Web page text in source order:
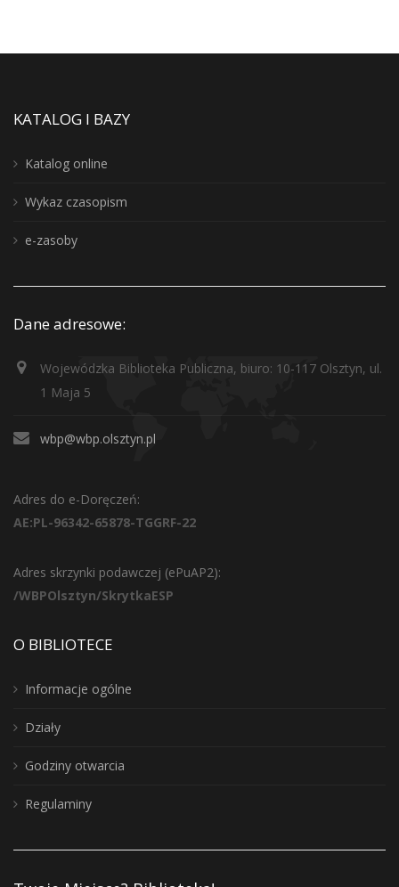
KATALOG I BAZY
Katalog online
Wykaz czasopism
e-zasoby
Dane adresowe:
Wojewódzka Biblioteka Publiczna, biuro: 10-117 Olsztyn, ul.
1 Maja 5
wbp@wbp.olsztyn.pl
Adres do e-Doręczeń:
AE:PL-96342-65878-TGGRF-22
Adres skrzynki podawczej (ePuAP2):
/WBPOlsztyn/SkrytkaESP
O BIBLIOTECE
Informacje ogólne
Działy
Godziny otwarcia
Regulaminy